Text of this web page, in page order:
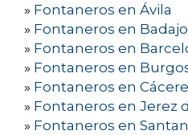
» Fontaneros en Ávila
» Fontaneros en
» Fontaneros en
» Fontaneros en
» Fontaneros en
» Fontaneros en Jerez
» Fontaneros en